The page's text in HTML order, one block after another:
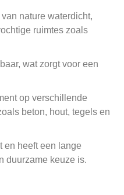
nature waterdicht,
ruimtes zoals
wat zorgt voor een
op verschillende
beton, hout, tegels en
en heeft een lange
duurzame keuze is.